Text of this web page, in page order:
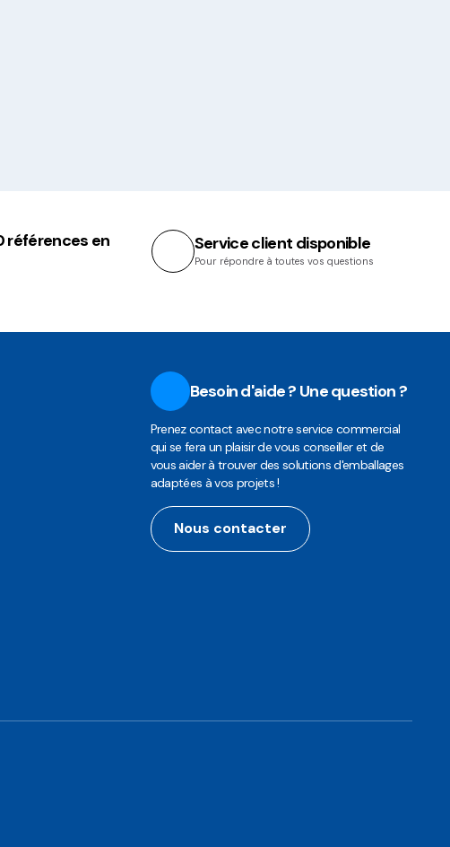
références en
Service client disponible
Pour répondre à toutes vos questions
Besoin d'aide ? Une question ?
Prenez contact avec notre service commercial
qui se fera un plaisir de vous conseiller et de
vous aider à trouver des solutions d'emballages
adaptées à vos projets !
Nous contacter